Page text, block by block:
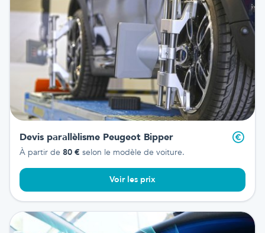
Devis parallèlisme Peugeot Bipper
À partir de 80 € selon le modèle de voiture.
Voir les prix